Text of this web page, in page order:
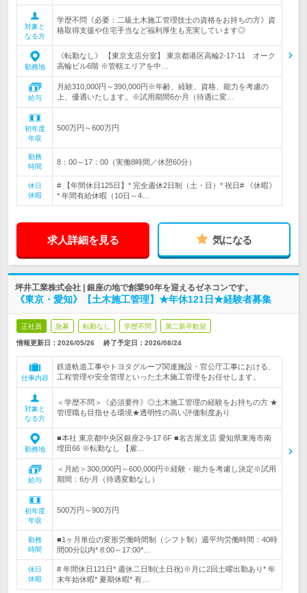
対象と
なる方
学歴不問《必要：二級土木施工管理技士の資格をお持ちの方》資
格取得支援や住宅手当など福利厚生も充実しています◎
勤務地
《転勤なし》 【東京支店分室】 東京都港区高輪2-17-11 オーク
高輪ビル6階 ※管轄エリアを中…
給与
月給310,000円～390,000円※年齢、経験、資格、能力を考慮の
上、優遇いたします。※試用期間6か月（待遇に変…
初年度
年収
500万円～600万円
勤務
時間
8：00～17：00（実働8時間／休憩60分）
休日
休暇
# 【年間休日125日】* 完全週休2日制（土・日）* 祝日# 《休暇》
* 年間有給休暇（10日～4…
求人詳細を見る 気になる
坪井工業株式会社 | 銀座の地で創業90年を迎えるゼネコンです。
《東京・愛知》【土木施工管理】★年休121日★経験者募集
正社員 急募 転勤なし 学歴不問 第二新卒歓迎
情報更新日：2026/05/26 終了予定日： 2026/08/24
仕事内容
鉄道軌道工事やトヨタグループ関連施設・官公庁工事における、
工程管理や安全管理といった土木施工管理をお任せします。
対象と
なる方
＜学歴不問＞《必須要件》◎土木施工管理の経験をお持ちの方 ★
管理職も目指せる環境★透明性の高い評価制度あり
勤務地
■本社 東京都中央区銀座2-9-17 6F ■名古屋支店 愛知県東海市南
埋田66 ※転勤なし 【雇…
給与
＜月給＞300,000円～600,000円※経験・能力を考慮し決定※試用
期間：6か月（待遇変動なし）
初年度
年収
500万円～900万円
勤務
時間
■1ヶ月単位の変形労働時間制（シフト制）週平均労働時間：40時
間00分以内* 8:00～17:00*…
休日
休暇
# 年間休日121日* 週休二日制(土日祝)※月に2回土曜出勤あり* 年
末年始休暇* 夏期休暇* 有…